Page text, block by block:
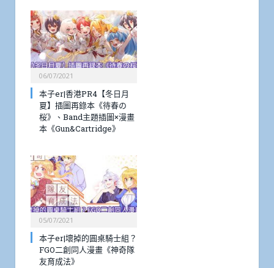
06/07/2021
本子er|香港PR4【冬日月
夏】插圖再錄本《待春の
桜》、Band主題插圖×漫畫
本《Gun&Cartridge》
05/07/2021
本子er|壞掉的圓桌騎士組？
FGO二創同人漫畫《神奇隊
友育成法》